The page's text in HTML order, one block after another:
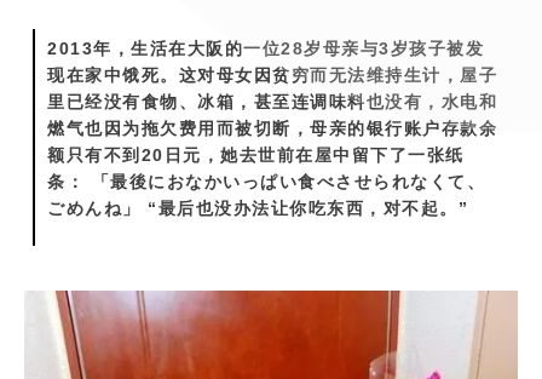
2013年，生活在大阪的一位28岁母亲与3岁孩子被发
现在家中饿死。这对母女因贫穷而无法维持生计，屋子
里已经没有食物、冰箱，甚至连调味料也没有，水电和
燃气也因为拖欠费用而被切断，母亲的银行账户存款余
额只有不到20日元，她去世前在屋中留下了一张纸
条： 「最後におなかいっぱい食べさせられなくて、
ごめんね」 “最后也没办法让你吃东西，对不起。”